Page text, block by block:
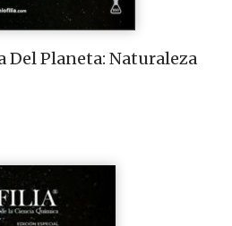
Del Planeta: Naturaleza